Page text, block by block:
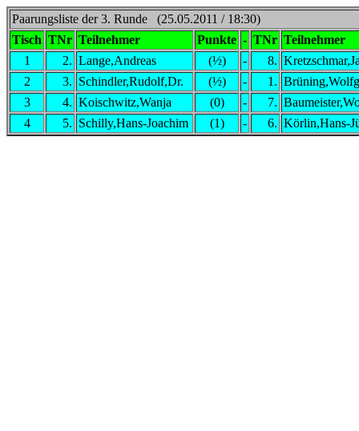
Paarungsliste der 3. Runde (25.05.2011 / 18:30)
Tisch TNr Teilnehmer Punkte - TNr Teilnehmer
1
2. Lange,Andreas (½) - 8.
2
3. Schindler,Rudolf,Dr. (½) - 1.
3
4. Koischwitz,Wanja (0) - 7.
4
5. Schilly,Hans-Joachim (1) - 6. Körlin,Hans-